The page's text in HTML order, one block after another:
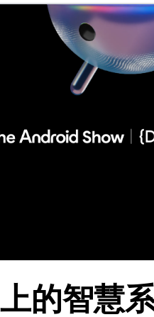
智慧系